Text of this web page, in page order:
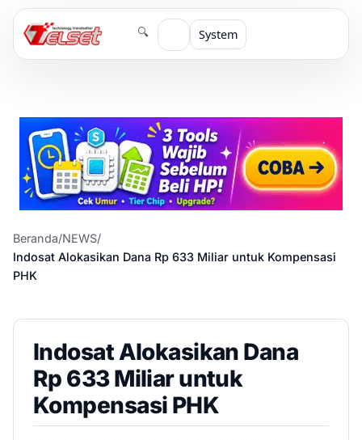
🔍 System
Beranda/NEWS/
Indosat Alokasikan Dana Rp 633 Miliar untuk Kompensasi
PHK
Indosat Alokasikan Dana
Rp 633 Miliar untuk
Kompensasi PHK